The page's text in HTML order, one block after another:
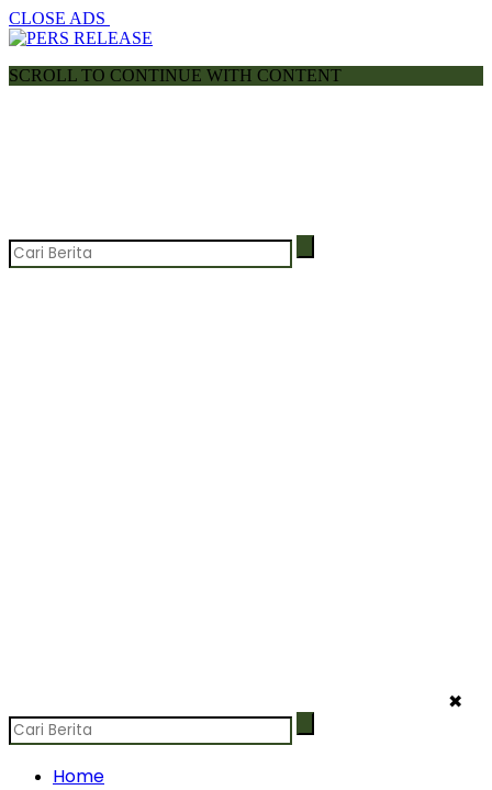
CLOSE ADS
SCROLL TO CONTINUE WITH CONTENT
✖
Home